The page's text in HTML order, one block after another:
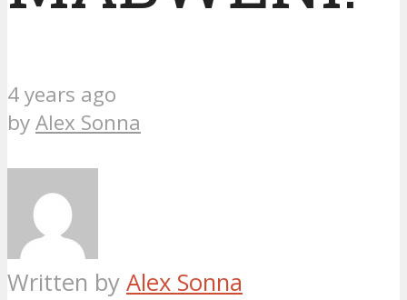
4 years ago
byAlex Sonna
Written by Alex Sonna